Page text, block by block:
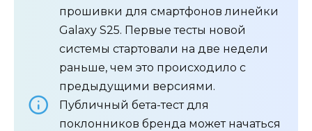
прошивки для смартфонов линейки
Galaxy S25. Первые тесты новой
системы стартовали на две недели
раньше, чем это происходило с
предыдущими версиями.
Публичный бета-тест для
поклонников бренда может начаться